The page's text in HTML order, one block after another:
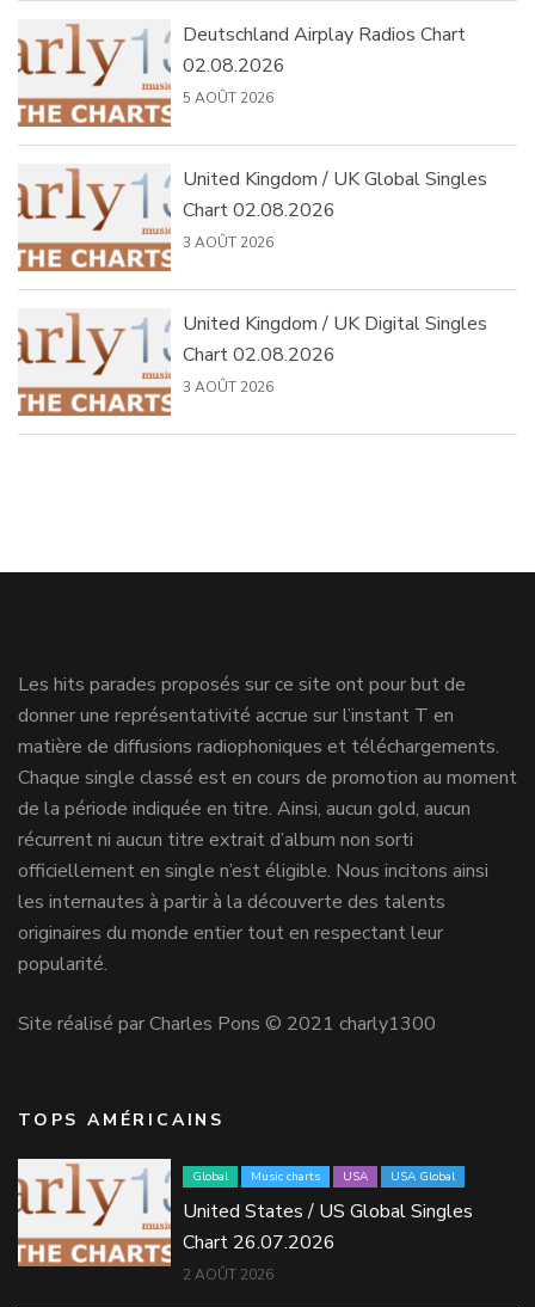
Deutschland Airplay Radios Chart
02.08.2026
5 AOÛT 2026
United Kingdom / UK Global Singles
Chart 02.08.2026
3 AOÛT 2026
United Kingdom / UK Digital Singles
Chart 02.08.2026
3 AOÛT 2026
Les hits parades proposés sur ce site ont pour but de
donner une représentativité accrue sur l’instant T en
matière de diffusions radiophoniques et téléchargements.
Chaque single classé est en cours de promotion au moment
de la période indiquée en titre. Ainsi, aucun gold, aucun
récurrent ni aucun titre extrait d’album non sorti
officiellement en single n’est éligible. Nous incitons ainsi
les internautes à partir à la découverte des talents
originaires du monde entier tout en respectant leur
popularité.
Site réalisé par Charles Pons © 2021 charly1300
TOPS AMÉRICAINS
Global Music charts USA USA Global
United States / US Global Singles
Chart 26.07.2026
2 AOÛT 2026